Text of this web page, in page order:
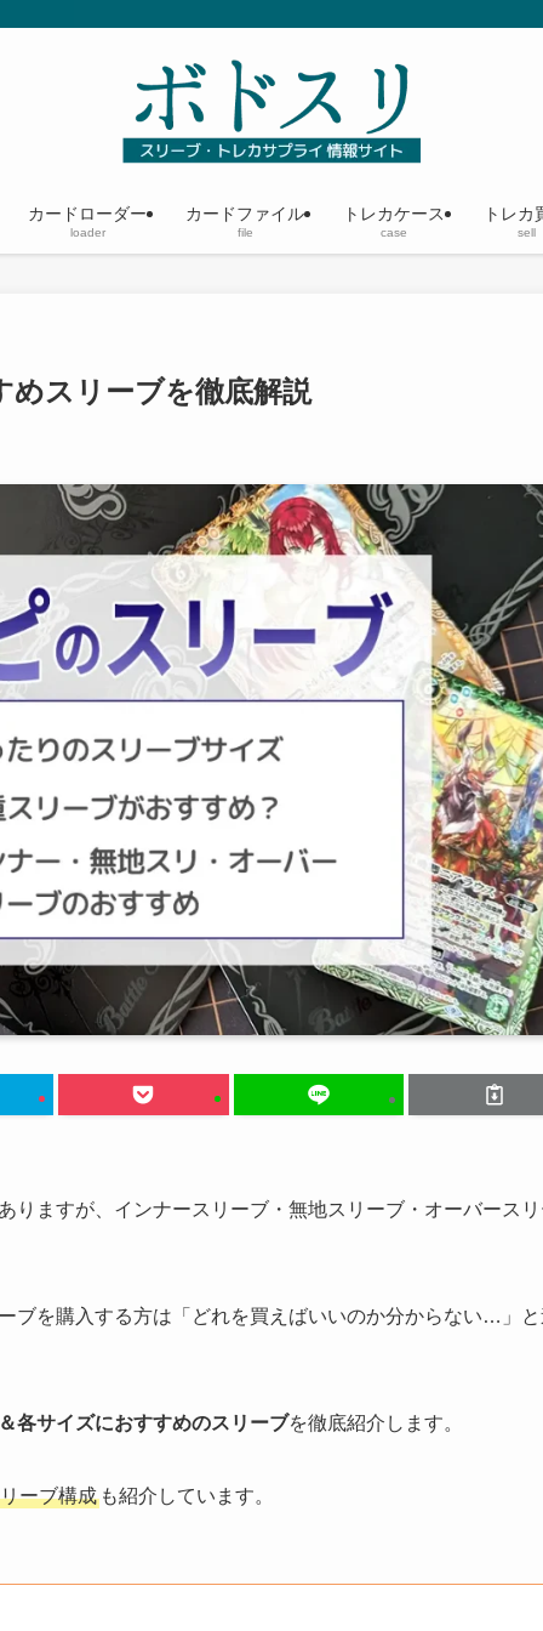
カードローダー
loader
カードファイル
file
トレカケース
case
トレカ
sell
スリーブを徹底解説
りますが、インナースリーブ・無地スリーブ・オーバース
ブを購入する方は「どれを買えばいいのか分からない…」
各サイズにおすすめのスリーブを徹底紹介します。
ーブ構成 も紹介しています。